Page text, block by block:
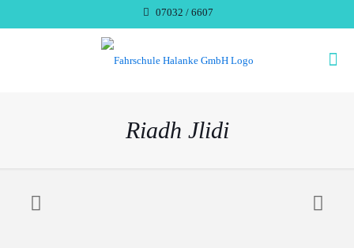
07032 / 6607
Riadh Jlidi